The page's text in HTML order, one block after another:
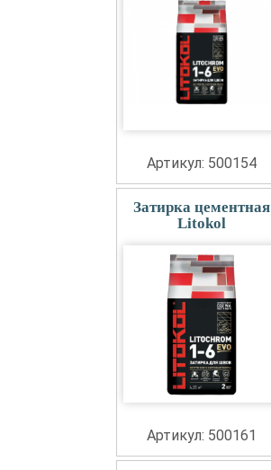
Артикул: 500154
Затирка цементная
Litokol
Артикул: 500161